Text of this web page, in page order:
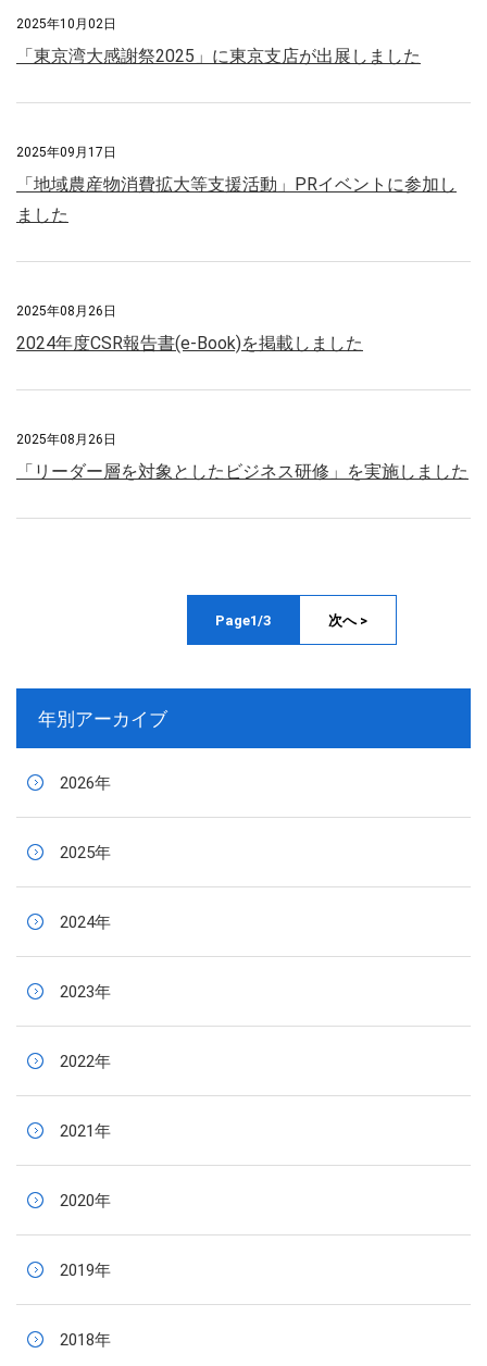
2025年10月02日
「東京湾大感謝祭2025」に東京支店が出展しました
2025年09月17日
「地域農産物消費拡大等支援活動」PRイベントに参加し
ました
2025年08月26日
2024年度CSR報告書(e-Book)を掲載しました
2025年08月26日
「リーダー層を対象としたビジネス研修」を実施しました
Page1/3 次へ >
年別アーカイブ
2026年
2025年
2024年
2023年
2022年
2021年
2020年
2019年
2018年